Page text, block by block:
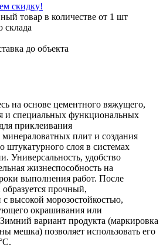
скидку!
товар в количестве от 1 шт
склада
до объекта
на основе цементного вяжущего,
и специальных функциональных
приклеивания
плит и создания
штукатурного слоя в системах
Универсальность, удобство
жизнеспособность на
выполнения работ. После
прочный,
высокой морозостойкостью,
окрашивания или
вариант продукта (маркировка
мешка) позволяет использовать его